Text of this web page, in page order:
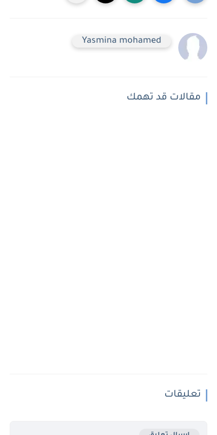
Yasmina mohamed
مقالات قد تهمك
تعليقات